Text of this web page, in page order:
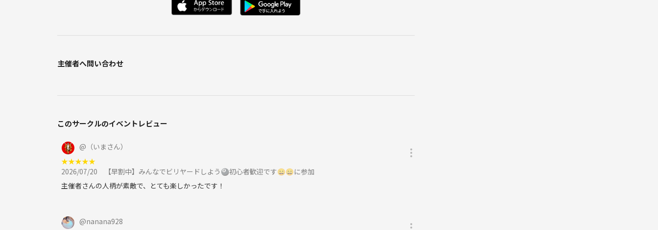
主催者へ問い合わせ
このサークルのイベントレビュー
@ （いまさん）
★★★★★
2026/07/20
【早割中】みんなでビリヤードしよう🎱初心者歓迎です😄😄に参加
主催者さんの人柄が素敵で、とても楽しかったです！
@nanana928